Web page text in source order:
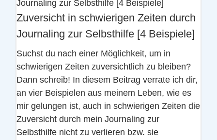
Zuversicht in schwierigen Zeiten durch
Journaling zur Selbsthilfe [4 Beispiele]
Suchst du nach einer Möglichkeit, um in
schwierigen Zeiten zuversichtlich zu bleiben?
Dann schreib! In diesem Beitrag verrate ich dir,
an vier Beispielen aus meinem Leben, wie es
mir gelungen ist, auch in schwierigen Zeiten die
Zuversicht durch mein Journaling zur
Selbsthilfe nicht zu verlieren bzw. sie